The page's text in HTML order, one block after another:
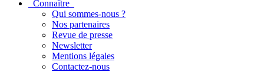
Connaître
Qui sommes-nous ?
Nos partenaires
Revue de presse
Newsletter
Mentions légales
Contactez-nous